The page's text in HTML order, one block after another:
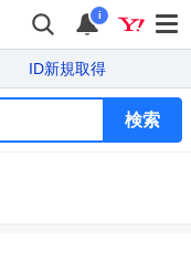
i
ID新規取得
検索